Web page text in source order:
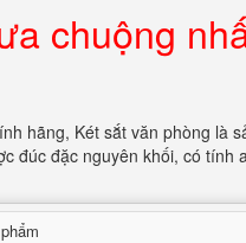
chuộng
hãng, Két sắt văn phòng là
đúc đặc nguyên khối, có tính